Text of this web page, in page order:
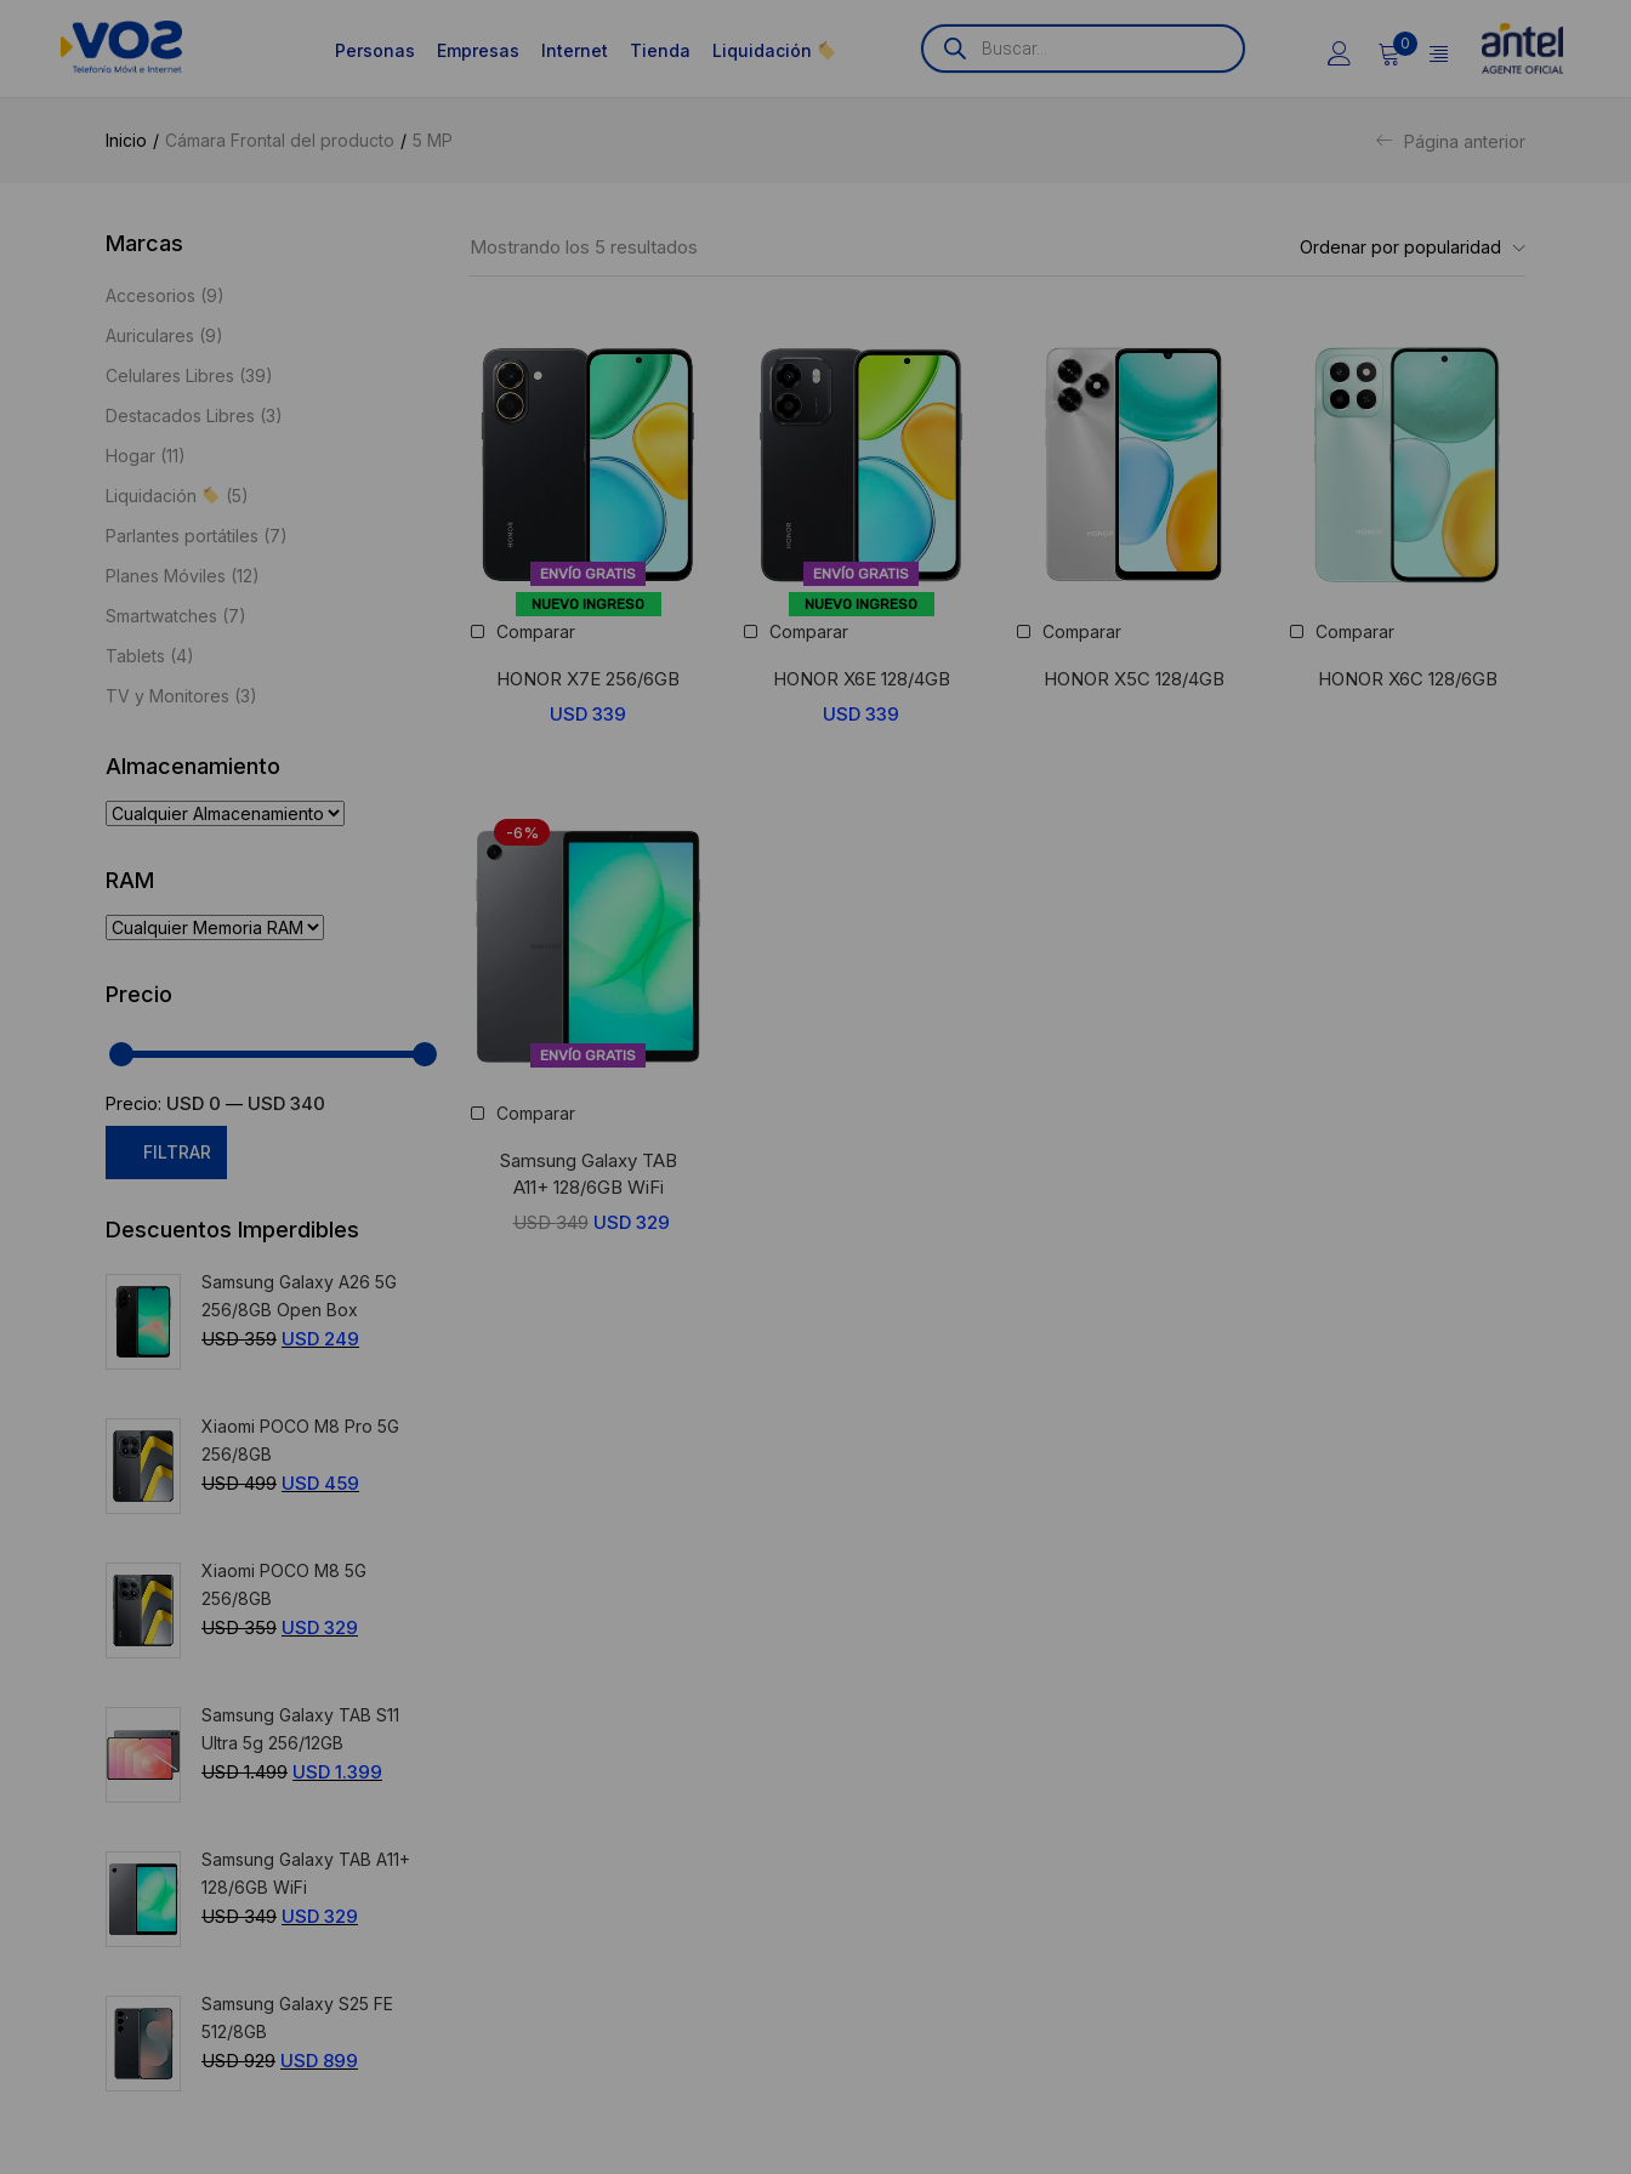
Personas Empresas Internet Tienda Liquidación
Búsqueda
de
productos
0
Inicio Cámara Frontal del producto 5 MP Página anterior
Mostrando los 5 resultados Ordenar por popularidad
NUEVO INGRESO
ENVÍO GRATIS
Comparar
HONOR X7E 256/6GB
USD 339
NUEVO INGRESO
ENVÍO GRATIS
Comparar
HONOR X6E 128/4GB
USD 339
Comparar
HONOR X5C 128/4GB
Comparar
HONOR X6C 128/6GB
-6%
ENVÍO GRATIS
Comparar
Samsung Galaxy TAB
A11+ 128/6GB WiFi
USD349 El
USD 329El
Marcas
Accesorios (9)
Auriculares (9)
Celulares Libres (39)
Destacados Libres (3)
Hogar (11)
Liquidación
(5)
Parlantes portátiles (7)
Planes Móviles (12)
Smartwatches (7)
Tablets (4)
TV y Monitores (3)
Almacenamiento
RAM
Precio
mínimo
máximo
FILTRAR
Precio: USD 0 — USD 340
Descuentos Imperdibles
Samsung Galaxy A26 5G
256/8GB Open Box
USD359 El
era:
359.
USD 249
es:
249.
Xiaomi POCO M8 Pro 5G
256/8GB
USD499 El
era:
499.
USD 459
es:
Xiaomi POCO M8 5G
256/8GB
USD359 El
era:
USD
359.
USD 329
es:
329.
Samsung Galaxy TAB S11
Ultra 5g 256/12GB
USD1.499 El
era:
USD
1.499.
USD 1.399
es:
Samsung Galaxy TAB A11+
128/6GB WiFi
USD349 El
era:
349.
USD 329
es:
329.
Samsung Galaxy S25 FE
512/8GB
USD929 El
USD 899